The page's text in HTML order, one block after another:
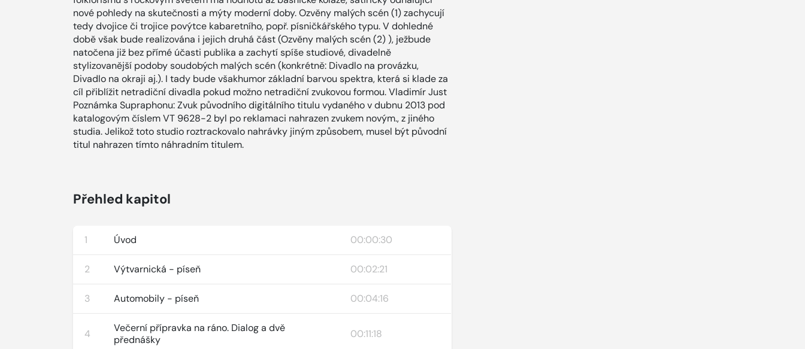
nové pohledy na skutečnosti a mýty moderní doby. Ozvěny malých scén (1) zachycují
tedy dvojice či trojice povýtce kabaretního, popř. písničkářského typu. V dohledné
době však bude realizována i jejich druhá část (Ozvěny malých scén (2) ), ježbude
natočena již bez přímé účasti publika a zachytí spíše studiové, divadelně
stylizovanější podoby soudobých malých scén (konkrétně: Divadlo na provázku,
Divadlo na okraji aj.). I tady bude všakhumor základní barvou spektra, která si klade za
cíl přiblížit netradiční divadla pokud možno netradiční zvukovou formou. Vladimír Just
Poznámka Supraphonu: Zvuk původního digitálního titulu vydaného v dubnu 2013 pod
katalogovým číslem VT 9628-2 byl po reklamaci nahrazen zvukem novým., z jiného
studia. Jelikož toto studio roztrackovalo nahrávky jiným způsobem, musel být původní
titul nahrazen tímto náhradním titulem.
Přehled kapitol
1 Úvod 00:00:30
2 Výtvarnická - píseň 00:02:21
3 Automobily - píseň 00:04:16
4
Večerní přípravka na ráno. Dialog a dvě
přednášky
00:11:18